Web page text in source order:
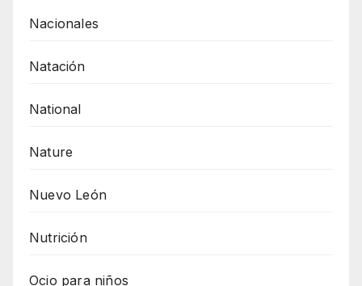
Nacionales
Natación
National
Nature
Nuevo León
Nutrición
Ocio para niños